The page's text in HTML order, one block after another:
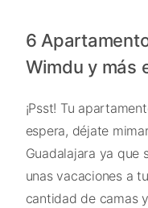
6
Wimdu y más
¡Psst! Tu
espera, déjate
Guadalajara ya que
unas vacaciones a
cantidad de camas